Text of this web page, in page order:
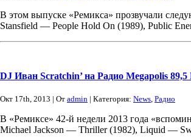
В этом выпуске «Ремикса» прозвучали
Stansfield — People Hold On (1989), Public
DJ Иван Scratchin’ на Радио Megapolis
Окт 17th, 2013 | От admin | Категория: News, Радио
В «Ремиксе» 42-й недели 2013 года
Michael Jackson — Thriller (1982), Liquid —